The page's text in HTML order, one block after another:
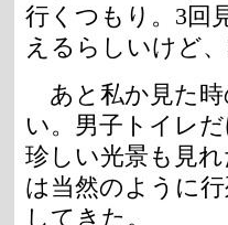
行くつもり。3回
えるらしいけど
あと私か見た
い。男子トイレ
珍しい光景も見
は当然のように
してきた。